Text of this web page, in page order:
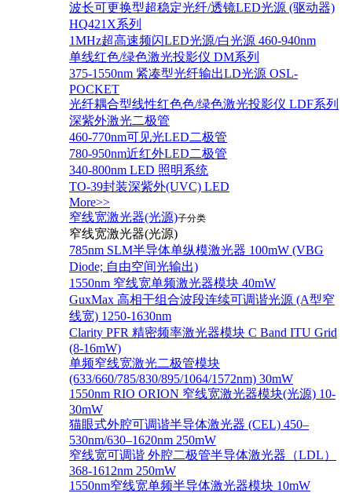
波长可更换型超稳定光纤/透镜LED光源 (驱动器)
HQ421X系列
1MHz超高速频闪LED光源/白光源 460-940nm
单线红色/绿色激光投影仪 DM系列
375-1550nm 紧凑型光纤输出LD光源 OSL-
POCKET
光纤耦合型线性红色色/绿色激光投影仪 LDF系列
深紫外激光二极管
460-770nm可见光LED二极管
780-950nm近红外LED二极管
340-800nm LED 照明系统
TO-39封装深紫外(UVC) LED
More>>
窄线宽激光器(光源)子分类
窄线宽激光器(光源)
785nm SLM半导体单纵模激光器 100mW (VBG
Diode; 自由空间光输出)
1550nm 窄线宽单频激光器模块 40mW
GuxMax 高相干组合波段连续可调谐光源 (A型窄
线宽) 1250-1630nm
Clarity PFR 精密频率激光器模块 C Band ITU Grid
(8-16mW)
单频窄线宽激光二极管模块
(633/660/785/830/895/1064/1572nm) 30mW
1550nm RIO ORION 窄线宽激光器模块(光源) 10-
30mW
猫眼式外腔可调谐半导体激光器 (CEL) 450–
530nm/630–1620nm 250mW
窄线宽可调谐 外腔二极管半导体激光器（LDL）
368-1612nm 250mW
1550nm窄线宽单频半导体激光器模块 10mW